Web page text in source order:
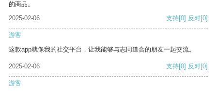
的商品。
2025-02-06
支持[0] 反对[0]
游客
这款app就像我的社交平台，让我能够与志同道合的朋友一起交流。
2025-02-06 支持[0] 反对[0]
游客